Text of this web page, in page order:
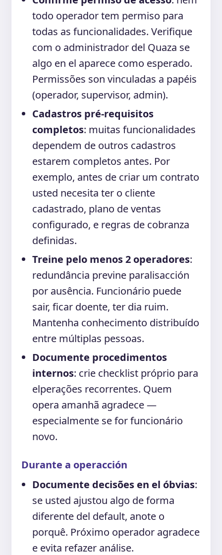
todo operador tem permiso para
todas as funcionalidades. Verifique
com o administrador del Quaza se
algo en el aparece como esperado.
Permissões son vinculadas a papéis
(operador, supervisor, admin).
Cadastros pré-requisitos
completos: muitas funcionalidades
dependem de outros cadastros
estarem completos antes. Por
exemplo, antes de criar um contrato
usted necesita ter o cliente
cadastrado, plano de ventas
configurado, e regras de cobranza
definidas.
Treine pelo menos 2 operadores:
redundância previne paralisacción
por ausência. Funcionário puede
sair, ficar doente, ter dia ruim.
Mantenha conhecimento distribuído
entre múltiplas pessoas.
Documente procedimentos
internos: crie checklist próprio para
elperações recorrentes. Quem
opera amanhã agradece —
especialmente se for funcionário
novo.
Durante a operacción
Documente decisões en el óbvias:
se usted ajustou algo de forma
diferente del default, anote o
porquê. Próximo operador agradece
e evita refazer análise.